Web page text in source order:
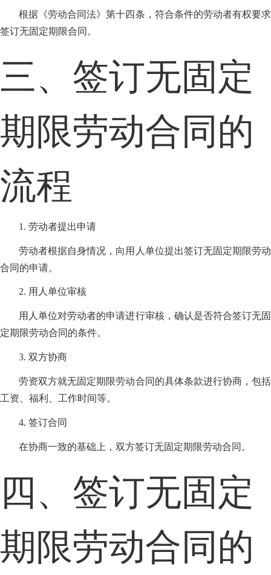
根据《劳动合同法》第十四条，符合条件的劳动者有权要求
签订无固定期限合同。
三、签订无固定
期限劳动合同的
流程
1. 劳动者提出申请
劳动者根据自身情况，向用人单位提出签订无固定期限劳动
合同的申请。
2. 用人单位审核
用人单位对劳动者的申请进行审核，确认是否符合签订无固
定期限劳动合同的条件。
3. 双方协商
劳资双方就无固定期限劳动合同的具体条款进行协商，包括
工资、福利、工作时间等。
4. 签订合同
在协商一致的基础上，双方签订无固定期限劳动合同。
四、签订无固定
期限劳动合同的